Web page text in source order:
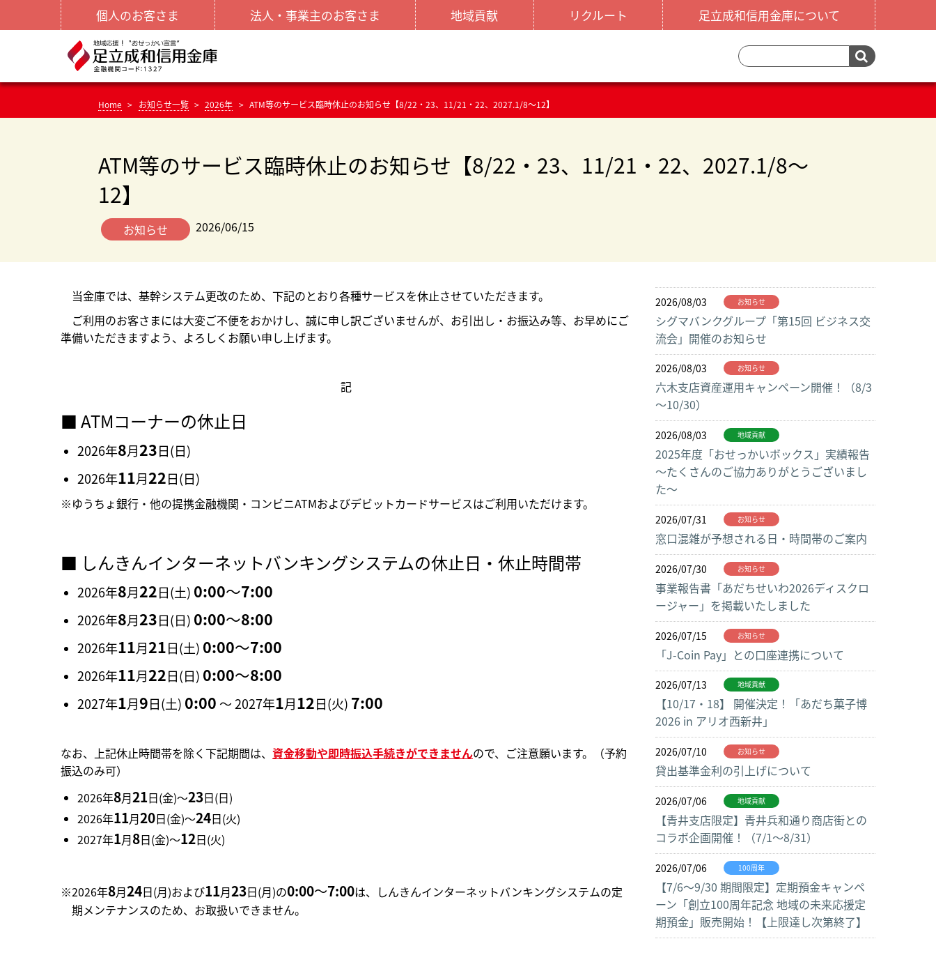
個人のお客さま 法人・事業主のお客さま 地域貢献 リクルート 足立成和信用金庫について
Home お知らせ一覧 2026年 ATM等のサービス臨時休止のお知らせ【8/22・23、11/21・22、2027.1/8～12】
ATM等のサービス臨時休止のお知らせ【8/22・23、11/21・22、2027.1/8～
12】
お知らせ 2026/06/15
当金庫では、基幹システム更改のため、下記のとおり各種サービスを休止させていただきます。
ご利用のお客さまには大変ご不便をおかけし、誠に申し訳ございませんが、お引出し・お振込み等、お早めにご
準備いただきますよう、よろしくお願い申し上げます。
記
■ ATMコーナーの休止日
2026年8月23日(日)
2026年11月22日(日)
※ゆうちょ銀行・他の提携金融機関・コンビニATMおよびデビットカードサービスはご利用いただけます。
■ しんきんインターネットバンキングシステムの休止日・休止時間帯
2026年8月22日(土) 0:00～7:00
2026年8月23日(日) 0:00～8:00
2026年11月21日(土) 0:00～7:00
2026年11月22日(日) 0:00～8:00
2027年1月9日(土) 0:00 ～ 2027年1月12日(火) 7:00
なお、上記休止時間帯を除く下記期間は、 資金移動や即時振込手続きができませんので、ご注意願います。（予約
振込のみ可）
2026年8月21日(金)～23日(日)
2026年11月20日(金)～24日(火)
2027年1月8日(金)～12日(火)
※2026年8月24日(月)および11月23日(月)の0:00～7:00は、しんきんインターネットバンキングシステムの定
期メンテナンスのため、お取扱いできません。
2026/08/03 お知らせ
シグマバンクグループ「第15回 ビジネス交
流会」開催のお知らせ
2026/08/03 お知らせ
六木支店資産運用キャンペーン開催！（8/3
～10/30）
2026/08/03 地域貢献
2025年度「おせっかいボックス」実績報告
～たくさんのご協力ありがとうございまし
た～
2026/07/31 お知らせ
窓口混雑が予想される日・時間帯のご案内
2026/07/30 お知らせ
事業報告書「あだちせいわ2026ディスクロ
ージャー」を掲載いたしました
2026/07/15 お知らせ
「J-Coin Pay」との口座連携について
2026/07/13 地域貢献
【10/17・18】 開催決定！「あだち菓子博
2026 in アリオ西新井」
2026/07/10 お知らせ
貸出基準金利の引上げについて
2026/07/06 地域貢献
【青井支店限定】青井兵和通り商店街との
コラボ企画開催！（7/1～8/31）
2026/07/06 100周年
【7/6～9/30 期間限定】定期預金キャンペ
ーン「創立100周年記念 地域の未来応援定
期預金」販売開始！【上限達し次第終了】